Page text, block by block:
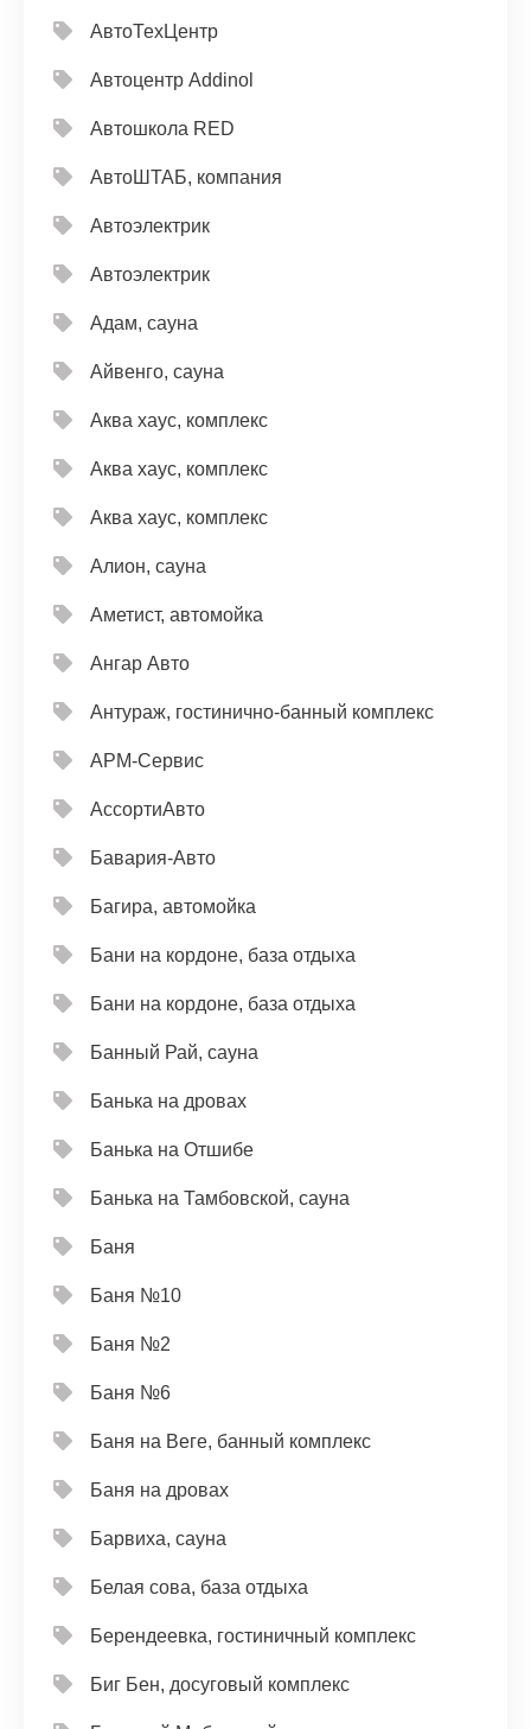
АвтоТехЦентр
Автоцентр Addinol
Автошкола RED
АвтоШТАБ, компания
Автоэлектрик
Автоэлектрик
Адам, сауна
Айвенго, сауна
Аква хаус, комплекс
Аква хаус, комплекс
Аква хаус, комплекс
Алион, сауна
Аметист, автомойка
Ангар Авто
Антураж, гостинично-банный комплекс
АРМ-Сервис
АссортиАвто
Бавария-Авто
Багира, автомойка
Бани на кордоне, база отдыха
Бани на кордоне, база отдыха
Банный Рай, сауна
Банька на дровах
Банька на Отшибе
Банька на Тамбовской, сауна
Баня
Баня №10
Баня №2
Баня №6
Баня на Веге, банный комплекс
Баня на дровах
Барвиха, сауна
Белая сова, база отдыха
Берендеевка, гостиничный комплекс
Биг Бен, досуговый комплекс